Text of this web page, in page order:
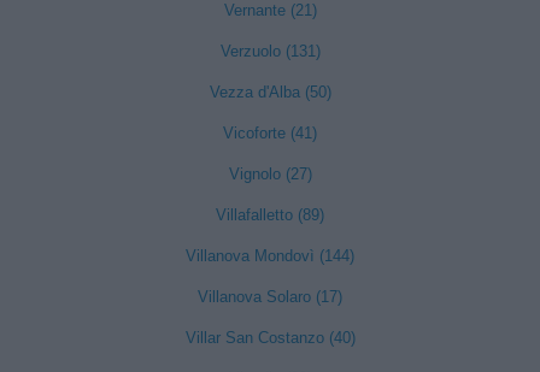
Vernante (21)
Verzuolo (131)
Vezza d'Alba (50)
Vicoforte (41)
Vignolo (27)
Villafalletto (89)
Villanova Mondovì (144)
Villanova Solaro (17)
Villar San Costanzo (40)